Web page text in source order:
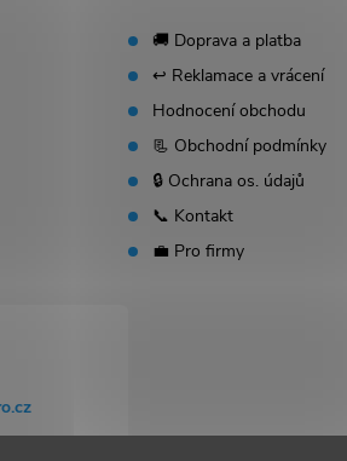
🚚 Doprava a platba
↩️ Reklamace a vrácení
Hodnocení obchodu
📃 Obchodní podmínky
🔒 Ochrana os. údajů
📞 Kontakt
💼 Pro firmy